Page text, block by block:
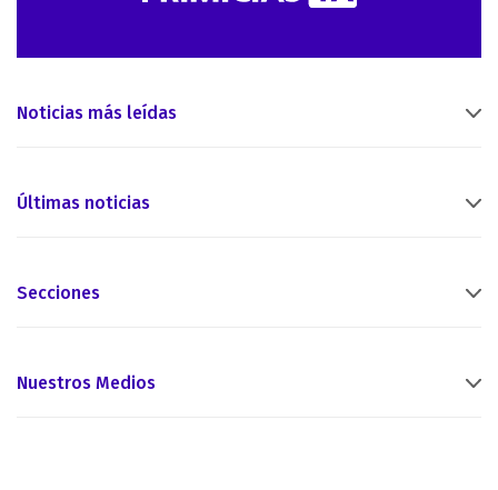
Noticias más leídas
Últimas noticias
Secciones
Nuestros Medios